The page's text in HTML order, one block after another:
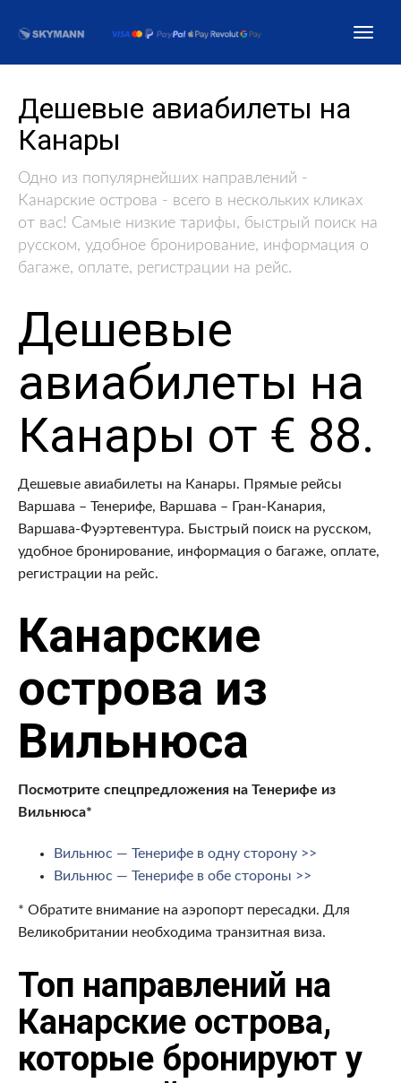
Дешевые авиабилеты на
Канары
Одно из популярнейших направлений -
Канарские острова - всего в нескольких кликах
от вас! Самые низкие тарифы, быстрый поиск на
русском, удобное бронирование, информация о
багаже, оплате, регистрации на рейс.
Дешевые
авиабилеты на
Канары от € 88.
Дешевые авиабилеты на Канары. Прямые рейсы
Варшава – Тенерифе, Варшава – Гран-Канария,
Варшава-Фуэртевентура. Быстрый поиск на русском,
удобное бронирование, информация о багаже, оплате,
регистрации на рейс.
Канарские
острова из
Вильнюса
Посмотрите спецпредложения на Тенерифе из
Вильнюса*
Вильнюс — Тенерифе в одну сторону >>
Вильнюс — Тенерифе в обе стороны >>
* Обратите внимание на аэропорт пересадки. Для
Великобритании необходима транзитная виза.
Топ направлений на
Канарские острова,
которые бронируют у